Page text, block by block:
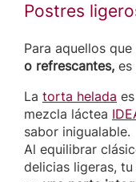
Postres
Para aquellos
o refrescantes, es
La torta helada
mezcla láctea
sabor inigualable.
Al equilibrar
delicias ligeras,